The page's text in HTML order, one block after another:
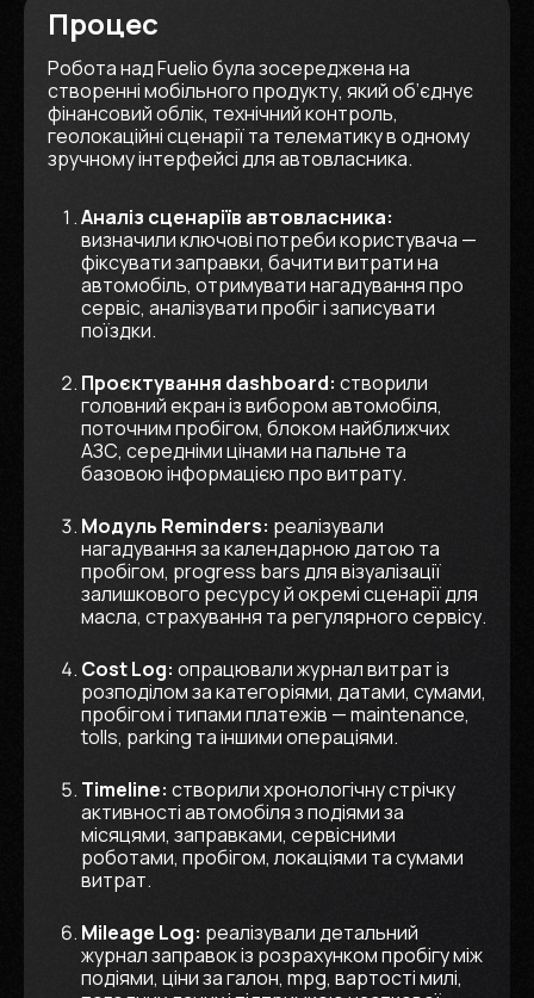
Процес
Робота над Fuelio була зосереджена на
створенні мобільного продукту, який об’єднує
фінансовий облік, технічний контроль,
геолокаційні сценарії та телематику в одному
зручному інтерфейсі для автовласника.
Аналіз сценаріїв автовласника:
визначили ключові потреби користувача —
фіксувати заправки, бачити витрати на
автомобіль, отримувати нагадування про
сервіс, аналізувати пробіг і записувати
поїздки.
Проєктування dashboard: створили
головний екран із вибором автомобіля,
поточним пробігом, блоком найближчих
АЗС, середніми цінами на пальне та
базовою інформацією про витрату.
Модуль Reminders: реалізували
нагадування за календарною датою та
пробігом, progress bars для візуалізації
залишкового ресурсу й окремі сценарії для
масла, страхування та регулярного сервісу.
Cost Log: опрацювали журнал витрат із
розподілом за категоріями, датами, сумами,
пробігом і типами платежів — maintenance,
tolls, parking та іншими операціями.
Timeline: створили хронологічну стрічку
активності автомобіля з подіями за
місяцями, заправками, сервісними
роботами, пробігом, локаціями та сумами
витрат.
Mileage Log: реалізували детальний
журнал заправок із розрахунком пробігу між
подіями, ціни за галон, mpg, вартості милі,